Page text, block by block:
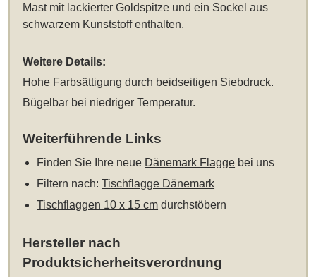
Mast mit lackierter Goldspitze und ein Sockel aus
schwarzem Kunststoff enthalten.
Weitere Details:
Hohe Farbsättigung durch beidseitigen Siebdruck.
Bügelbar bei niedriger Temperatur.
Weiterführende Links
Finden Sie Ihre neue Dänemark Flagge bei uns
Filtern nach:Tischflagge Dänemark
Tischflaggen 10 x 15 cm durchstöbern
Hersteller nach
Produktsicherheitsverordnung